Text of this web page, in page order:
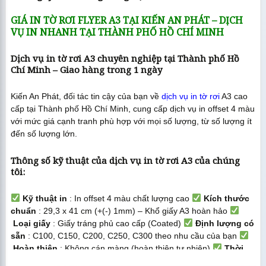
GIÁ IN TỜ RƠI FLYER A3 TẠI KIẾN AN PHÁT – DỊCH
VỤ IN NHANH TẠI THÀNH PHỐ HỒ CHÍ MINH
Dịch vụ in tờ rơi A3 chuyên nghiệp tại Thành phố Hồ
Chí Minh – Giao hàng trong 1 ngày
Kiến An Phát, đối tác tin cậy của bạn về dịch vụ in tờ rơiA3 cao
cấp tại Thành phố Hồ Chí Minh, cung cấp dịch vụ in offset 4 màu
với mức giá cạnh tranh phù hợp với mọi số lượng, từ số lượng ít
đến số lượng lớn.
Thông số kỹ thuật của dịch vụ in tờ rơi A3 của chúng
tôi:
Kỹ thuật in : In offset 4 màu chất lượng cao
Kích thước
chuẩn : 29,3 x 41 cm (+(-) 1mm) – Khổ giấy A3 hoàn hảo
Loại giấy: Giấy tráng phủ cao cấp (Coated)
Định lượng có
sẵn : C100, C150, C200, C250, C300 theo nhu cầu của bạn
Hoàn thiện : Không cán màng (hoàn thiện tự nhiên)
Thời